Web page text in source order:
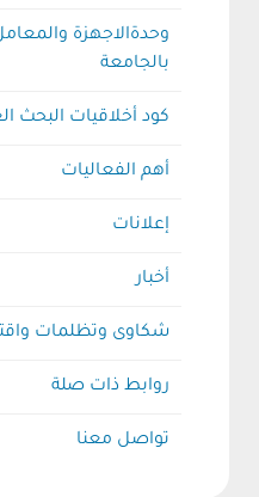
وحدةالاجهزة
بالجامعة
كود أخلاقيات البحث
أهم الفعاليات
إعلانات
أخبار
شكاوى وتظلمات
روابط ذات صلة
تواصل معنا